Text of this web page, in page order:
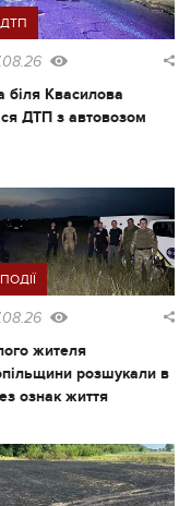
ДТП
біля Квасилова
ДТП з автовозом
ПОДІЇ
жителя
розшукали в
ознак життя